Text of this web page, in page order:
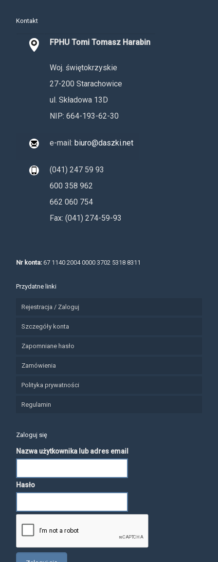
Kontakt
FPHU Tomi Tomasz Harabin
Woj. świętokrzyskie
27-200 Starachowice
ul. Składowa 13D
NIP: 664-193-62-30
e-mail: biuro@daszki.net
(041) 247 59 93
600 358 962
662 060 754
Fax: (041) 274-59-93
Nr konta: 67 1140 2004 0000 3702 5318 8311
Przydatne linki
Rejestracja / Zaloguj
Szczegóły konta
Zapomniane hasło
Zamówienia
Polityka prywatności
Regulamin
Zaloguj się
Nazwa użytkownika lub adres email
Hasło